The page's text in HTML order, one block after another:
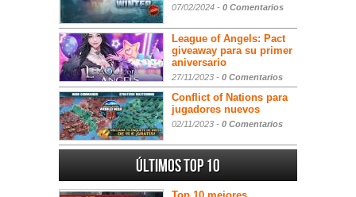
07/02/2024 - 0 Comentarios
League of Angels: Pact
giveaway para su primer
aniversario
27/11/2023 - 0 Comentarios
Conflict of Nations para
jugadores nuevos
02/11/2023 - 0 Comentarios
Últimos Top 10